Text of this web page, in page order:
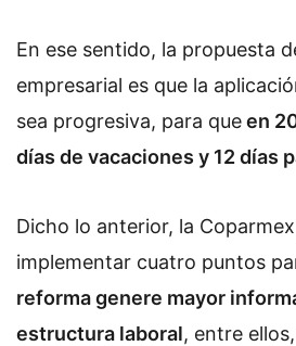
En ese sentido, la propuesta
empresarial es que la
sea progresiva, para queen
días de vacaciones y 12 días
Dicho lo anterior, la
implementar cuatro puntos
reforma genere mayor
estructura laboral, entre